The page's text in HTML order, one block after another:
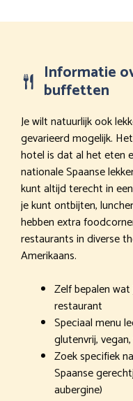
Informatie
buffetten
Je wilt natuurlijk ook
gevarieerd mogelijk.
hotel is dat al het eten
nationale Spaanse
kunt altijd terecht in
je kunt ontbijten,
hebben extra
restaurants in diverse
Amerikaans.
Zelf bepalen
restaurant
Speciaal menu
glutenvrij,
Zoek specifiek
Spaanse
aubergine)